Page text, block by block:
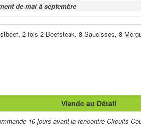
de mai à septembre
2 fois 2 Beefsteak, 8 Saucisses, 8
Viande au Détail
10 jours avant la rencontre Circuits-